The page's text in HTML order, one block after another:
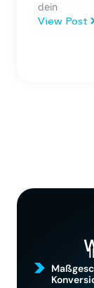
dein
View Post